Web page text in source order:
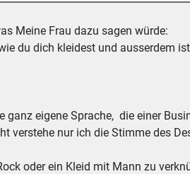
Meine Frau dazu sagen würde:
du dich kleidest und ausserdem
eigene Sprache, die einer
nur ich die Stimme des
oder ein Kleid mit Mann zu